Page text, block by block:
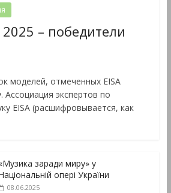
2025 – победители
моделей, отмеченных EISA
Ассоциация экспертов по
EISA (расшифровывается, как
заради миру» у
опері України
08.06.2025